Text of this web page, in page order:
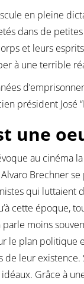
en pleine
dans de
et leurs
à une terrible
président José
une
au cinéma
Alvaro Brechner
qui luttaient
cette époque,
moins
le plan politique
leur
Grâce à